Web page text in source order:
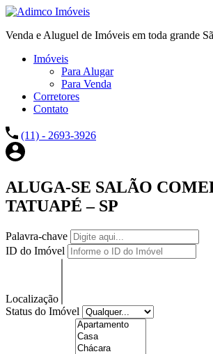
Venda e Aluguel de Imóveis em toda grande
Imóveis
Para Alugar
Para Venda
Corretores
Contato
(11) - 2693-3926
ALUGA-SE SALÃO
TATUAPÉ – SP
Palavra-chave
ID do Imóvel
Localização
Status do Imóvel